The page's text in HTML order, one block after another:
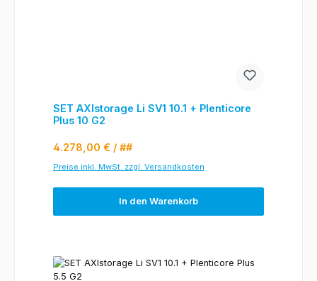
SET AXIstorage Li SV1 10.1 + Plenticore
Plus 10 G2
Regulärer Preis:
4.278,00 € / ##
Preise inkl. MwSt. zzgl. Versandkosten
In den Warenkorb